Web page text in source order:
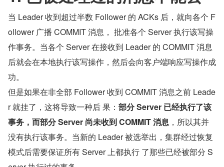
当 Leader 收到超过半数 Follower 的 ACKs 后，就向各个 F
ollower 广播 COMMIT 消息， 批准各个 Server 执行该写操
作事务。当各个 Server 在接收到 Leader 的 COMMIT 消息
后就会在本地执行该写操作，然后会向客户端响应写操作成
功。
但是如果在非全部 Follower 收到 COMMIT 消息之前 Leade
r 就挂了，这将导致一种后 果： 部分 Server 已经执行了该
事务，而部分 Server 尚未收到 COMMIT 消息 ，所以其并
没有执行该事务。当新的 Leader 被选举出，集群经过恢复
模式后需要保证所有 Server 上都执行 了那些已经被部分 S